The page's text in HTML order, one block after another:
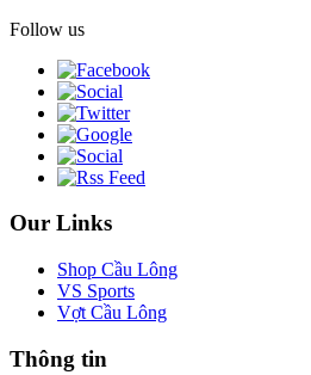
Follow us
Our Links
Shop Cầu Lông
VS Sports
Vợt Cầu Lông
Thông tin